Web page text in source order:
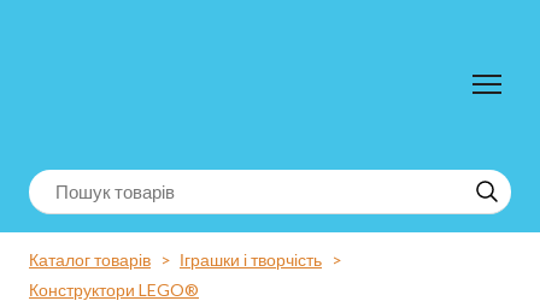
Каталог товарів
Іграшки і творчість
Конструктори LEGO®